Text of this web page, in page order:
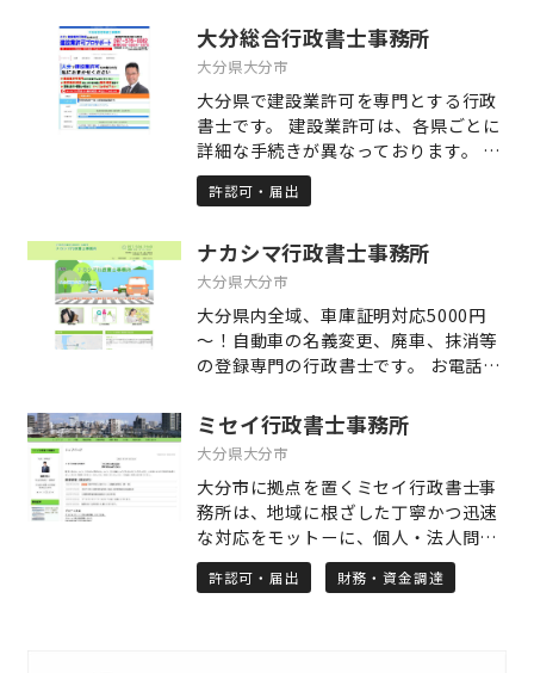
き語りで35曲以上こなし、約1年間の
闘病生活を乗り越え、現在に至る。
証明などの許認可業務 内容証明郵便、
各種契約書、離婚協議書などの書類作
い。お待ちしております。
大分総合行政書士事務所
大分県大分市
大分県で建設業許可を専門とする行政
書士です。 建設業許可は、各県ごとに
詳細な手続きが異なっております。 大
分県で建設業許可取得をお考えの方
は、大分県の手続きに精通した当事務
きをお考えの方には、当事務所が最適
です。 1 「新規」建設業許可 2 「更
新」建設業許可 3 経営事項審査及び競
争入札参加資格審査
許認可・届出
ナカシマ行政書士事務所
大分県大分市
大分県内全域、車庫証明対応5000円
～！自動車の名義変更、廃車、抹消等
の登録専門の行政書士です。 お電話、
い。
ミセイ行政書士事務所
大分県大分市
大分市に拠点を置くミセイ行政書士事
務所は、地域に根ざした丁寧かつ迅速
な対応をモットーに、個人・法人問わ
ず幅広いご相談に対応しています。特
にドローン関連の許認可申請や補助金
許認可・届出 財務・資金調達